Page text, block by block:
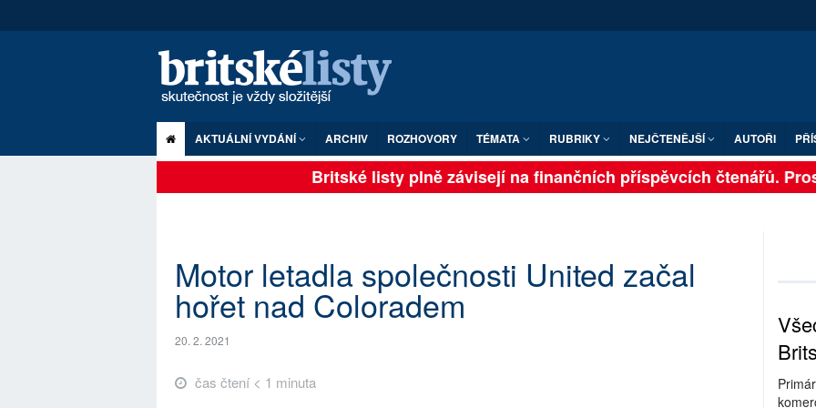
AKTUÁLNÍ VYDÁNÍ ARCHIV ROZHOVORY TÉMATA RUBRIKY NEJČTENĚJŠÍ AUTOŘI
Britské listy plně závisejí na finančních příspěvcích čtenářů.
Motor letadla společnosti United začal
hořet nad Coloradem
20. 2. 2021
čas čtení < 1 minuta